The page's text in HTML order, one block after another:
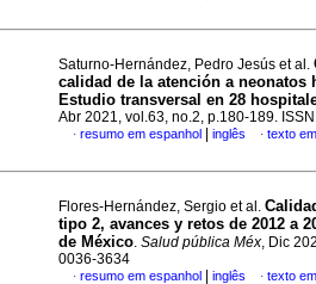
Saturno-Hernández, Pedro Jesús et al.
calidad de la atención a neonatos
Estudio transversal en 28
Abr 2021, vol.63, no.2, p.180-189.
· resumo em espanhol inglês · texto
Flores-Hernández, Sergio et al.
tipo 2, avances y retos de 2012 a
de México. Salud pública Méx, Dic
0036-3634
· resumo em espanhol inglês · texto